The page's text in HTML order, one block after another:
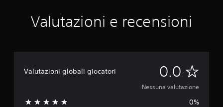
Valutazioni e recensioni
Valutazioni globali giocatori 0.0 N
e
Nessuna valutazione
0%